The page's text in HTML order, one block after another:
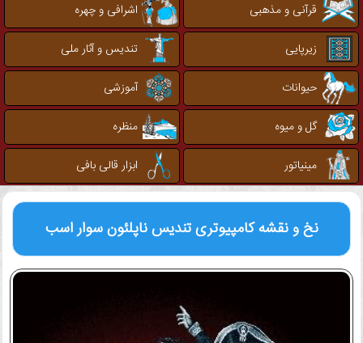
قرآنی و مذهبی
اشرافی و چهره
زیرپایی
تندیس و آثار ملی
حیوانات
آموزشی
گل و میوه
منظره
مینیاتور
ابزار قالی بافی
نخ و نقشه کامپیوتریتندیس ناپلئون سوار اسب